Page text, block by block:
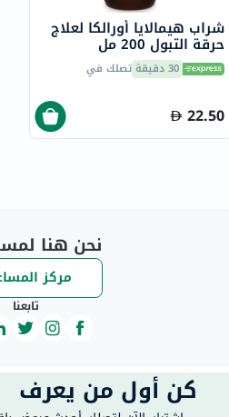
شراب هيمالايا أورالكا لعلاج
حرقة التبول 200 مل
30 دقيقة تصلك في
22.50
نحن هنا
مركز
تابعنا
كن أول من يعرف